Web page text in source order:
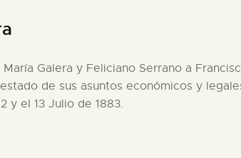
Galera y Feliciano Serrano a
de sus asuntos económicos y
y el 13 Julio de 1883.